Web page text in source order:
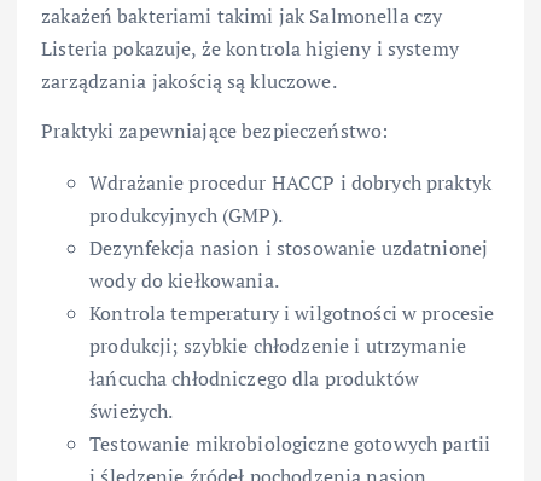
zakażeń bakteriami takimi jak Salmonella czy
Listeria pokazuje, że kontrola higieny i systemy
zarządzania jakością są kluczowe.
Praktyki zapewniające bezpieczeństwo:
Wdrażanie procedur HACCP i dobrych praktyk
produkcyjnych (GMP).
Dezynfekcja nasion i stosowanie uzdatnionej
wody do kiełkowania.
Kontrola temperatury i wilgotności w procesie
produkcji; szybkie chłodzenie i utrzymanie
łańcucha chłodniczego dla produktów
świeżych.
Testowanie mikrobiologiczne gotowych partii